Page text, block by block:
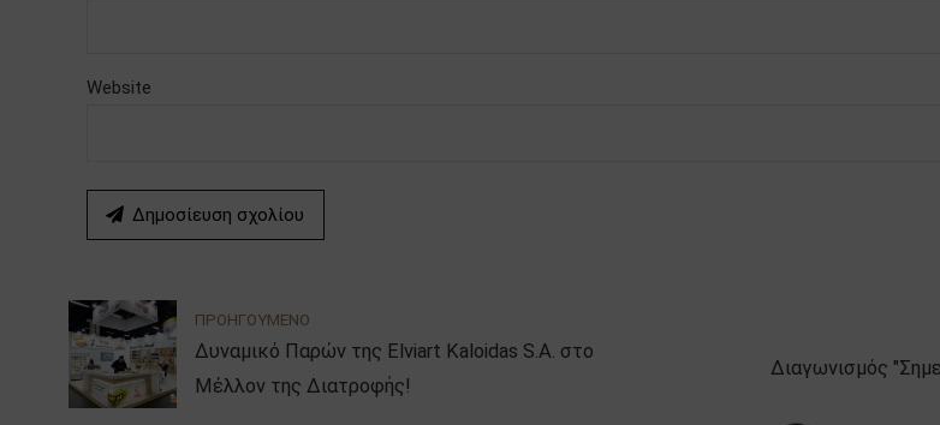
Website
Δημοσίευση σχολίου
ΠΡΟΗΓΟΥΜΕΝΟ
Δυναμικό Παρών της Elviart Kaloidas S.A. στο
Μέλλον της Διατροφής!
Διαγωνισμός